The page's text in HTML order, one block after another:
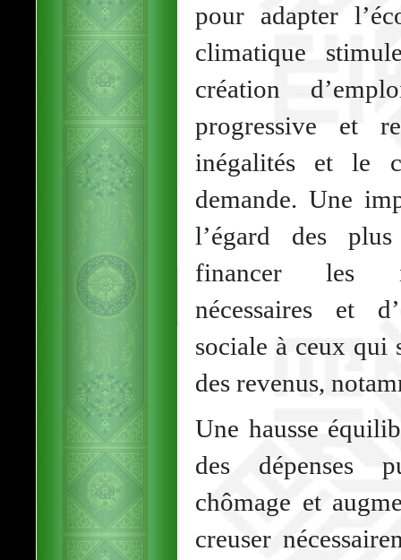
pour adapter
climatique
création
progressive et
inégalités et le
demande. Une
l’égard des
financer les
nécessaires et
sociale à ceux qui
des revenus,
Une hausse
des dépenses
chômage et
creuser